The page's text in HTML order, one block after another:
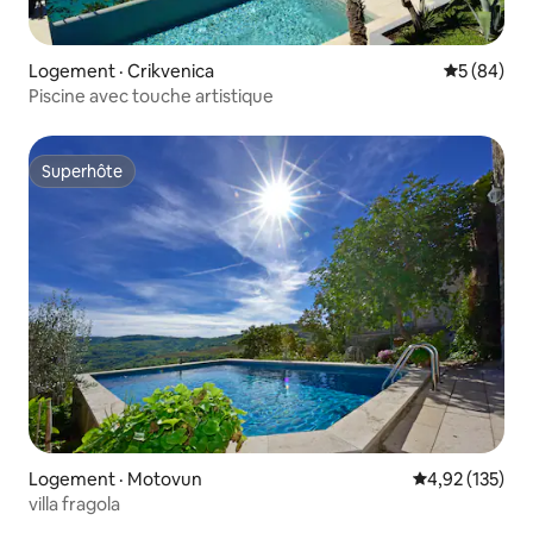
Logement · Crikvenica Note
5 (84)
Piscine avec touche artistique
Superhôte
Superhôte
Logement · Motovun Note
4,92 (135)
villa fragola